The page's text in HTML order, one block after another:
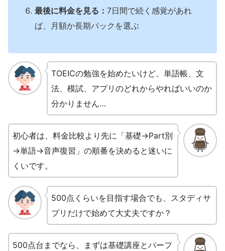
最後に料金を見る：7日間で続く感覚があれ
ば、月額か長期パックを選ぶ
TOEICの勉強を始めたいけど、単語帳、文
法、模試、アプリのどれからやればいいのか
分かりません…
初心者は、料金比較より先に「基礎→Part別
→単語→音声復習」の順番を決めると迷いに
くいです。
500点くらいを目指す場合でも、スタディサ
プリだけで始めて大丈夫ですか？
500点台までなら、まずは基礎講座とパーフ